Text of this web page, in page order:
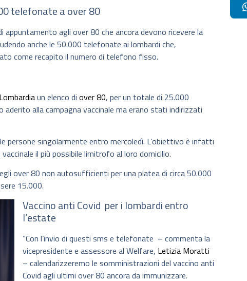
telefonate a over 80
agli over 80 che ancora devono ricevere la
anche le 50.000 telefonate ai lombardi che,
come recapito il numero di telefono fisso.
un elenco di over 80, per un totale di 25.000
alla campagna vaccinale ma erano stati indirizzati
singolarmente entro mercoledì. L’obiettivo è infatti
il più possibile limitrofo al loro domicilio.
over 80 non autosufficienti per una platea di circa 50.000
15.000.
Vaccino anti Covid per i lombardi entro
l’estate
“Con l’invio di questi sms e telefonate – commenta la
vicepresidente e assessore al Welfare, Letizia Moratti
– calendarizzeremo le somministrazioni del vaccino anti
Covid agli ultimi over 80 ancora da immunizzare.